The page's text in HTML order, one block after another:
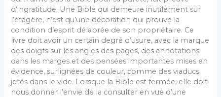
d’ingratitude. Une Bible qui demeure inutile­ment sur
l’étagère, n’est qu’une décoration qui prouve la
condition d’esprit délabrée de son propriétaire. Ce
livre doit avoir un certain degré d’usure, avec la mar­que
des doigts sur les angles des pages, des annota­tions
dans les marges et des pensées importantes mi­ses en
évidence, surlignées de couleur, comme des viaducs
jetés dans le vide. Lorsque la Bible est fermée, elle doit
nous donner l’envie de la consulter en vue d’une